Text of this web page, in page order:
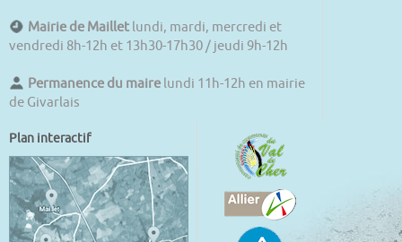
Mairie de Maillet lundi, mardi, mercredi et
vendredi 8h-12h et 13h30-17h30 / jeudi 9h-12h
Permanence du maire lundi 11h-12h en mairie
de Givarlais
Plan interactif